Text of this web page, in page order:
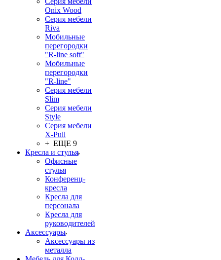
Onix Wood
Серия мебели
Riva
Мобильные
перегородки
"R-line soft"
Мобильные
перегородки
"R-line"
Серия мебели
Slim
Серия мебели
Style
Серия мебели
X-Pull
+ ЕЩЕ 9
Кресла и стулья
Офисные
стулья
Конференц-
кресла
Кресла для
персонала
Кресла для
руководителей
Аксессуары
Аксессуары из
металла